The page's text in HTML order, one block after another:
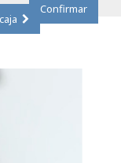
Confirmar